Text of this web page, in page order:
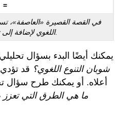
=
في القصة القصيرة «العاصفة»،
اللغوي لإضافة إلى تطوير الشخصية.
يمكنك أيضًا البدء بسؤال
شوبان التنوع اللغوي؟ قد تؤدي
أعلاه. أو يمكنك طرح سؤال
ما هي الطرق التي تعزز